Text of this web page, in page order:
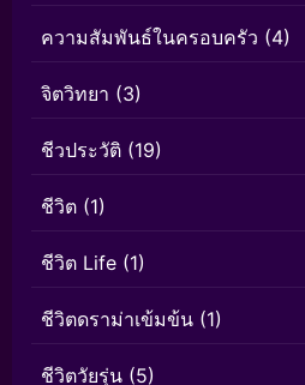
ความสัมพันธ์ในครอบครัว (4)
จิตวิทยา (3)
ชีวประวัติ (19)
ชีวิต (1)
ชีวิต Life (1)
ชีวิตดราม่าเข้มข้น (1)
ชีวิตวัยรุ่น (5)